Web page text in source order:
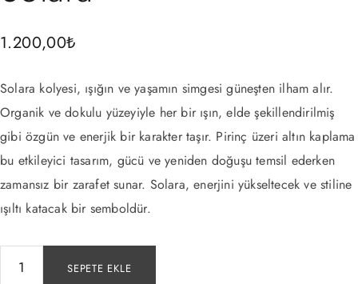
1.200,00₺
Solara kolyesi, ışığın ve yaşamın simgesi güneşten ilham alır.
Organik ve dokulu yüzeyiyle her bir ışın, elde şekillendirilmiş
gibi özgün ve enerjik bir karakter taşır. Pirinç üzeri altın kaplama
bu etkileyici tasarım, gücü ve yeniden doğuşu temsil ederken
zamansız bir zarafet sunar. Solara, enerjini yükseltecek ve stiline
ışıltı katacak bir semboldür.
SEPETE EKLE